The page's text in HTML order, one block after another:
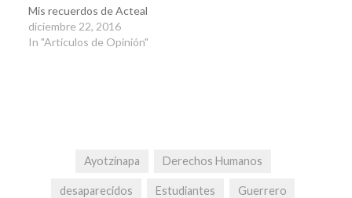
Mis recuerdos de Acteal
diciembre 22, 2016
In "Artículos de Opinión"
Ayotzinapa Derechos Humanos
desaparecidos Estudiantes Guerrero